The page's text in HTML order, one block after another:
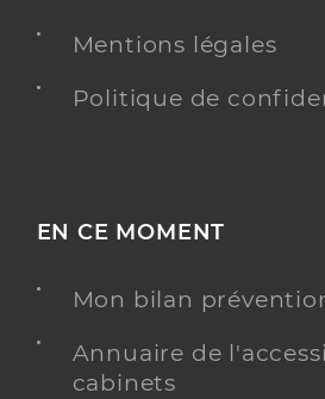
Mentions légales
Politique de
EN CE MOMENT
Mon bilan
Annuaire de
cabinets